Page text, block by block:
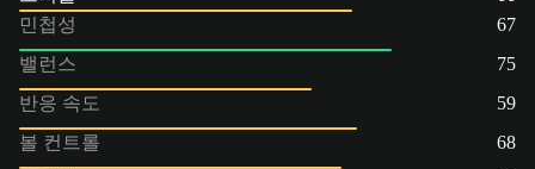
민첩성
67
밸런스
75
반응 속도
59
볼 컨트롤
68